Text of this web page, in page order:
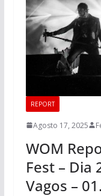
REPORT
Agosto 17, 2025
WOM
Fest – Dia
Vagos –